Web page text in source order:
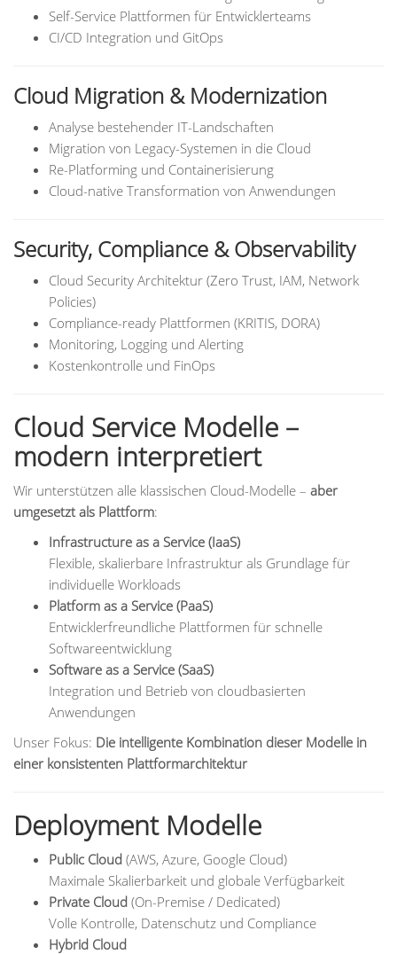
Self-Service Plattformen für Entwicklerteams
CI/CD Integration und GitOps
Cloud Migration & Modernization
Analyse bestehender IT-Landschaften
Migration von Legacy-Systemen in die Cloud
Re-Platforming und Containerisierung
Cloud-native Transformation von Anwendungen
Security, Compliance & Observability
Cloud Security Architektur (Zero Trust, IAM, Network
Policies)
Compliance-ready Plattformen (KRITIS, DORA)
Monitoring, Logging und Alerting
Kostenkontrolle und FinOps
Cloud Service Modelle –
modern interpretiert
Wir unterstützen alle klassischen Cloud-Modelle – aber
umgesetzt als Plattform:
Infrastructure as a Service (IaaS)
Flexible, skalierbare Infrastruktur als Grundlage für
individuelle Workloads
Platform as a Service (PaaS)
Entwicklerfreundliche Plattformen für schnelle
Softwareentwicklung
Software as a Service (SaaS)
Integration und Betrieb von cloudbasierten
Anwendungen
Unser Fokus: Die intelligente Kombination dieser Modelle in
einer konsistenten Plattformarchitektur
Deployment Modelle
Public Cloud (AWS, Azure, Google Cloud)
Maximale Skalierbarkeit und globale Verfügbarkeit
Private Cloud (On-Premise / Dedicated)
Volle Kontrolle, Datenschutz und Compliance
Hybrid Cloud